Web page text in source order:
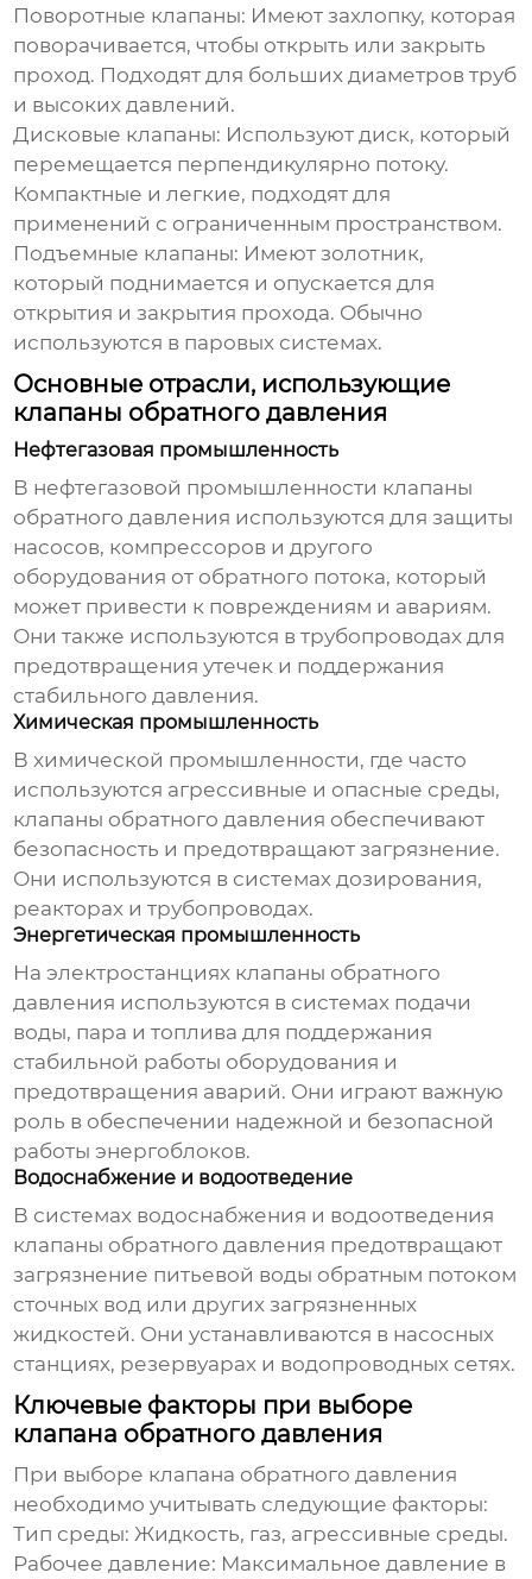
Поворотные клапаны: Имеют захлопку, которая
поворачивается, чтобы открыть или закрыть
проход. Подходят для больших диаметров труб
и высоких давлений.
Дисковые клапаны: Используют диск, который
перемещается перпендикулярно потоку.
Компактные и легкие, подходят для
применений с ограниченным пространством.
Подъемные клапаны: Имеют золотник,
который поднимается и опускается для
открытия и закрытия прохода. Обычно
используются в паровых системах.
Основные отрасли, использующие
клапаны обратного давления
Нефтегазовая промышленность
В нефтегазовой промышленности клапаны
обратного давления используются для защиты
насосов, компрессоров и другого
оборудования от обратного потока, который
может привести к повреждениям и авариям.
Они также используются в трубопроводах для
предотвращения утечек и поддержания
стабильного давления.
Химическая промышленность
В химической промышленности, где часто
используются агрессивные и опасные среды,
клапаны обратного давления обеспечивают
безопасность и предотвращают загрязнение.
Они используются в системах дозирования,
реакторах и трубопроводах.
Энергетическая промышленность
На электростанциях клапаны обратного
давления используются в системах подачи
воды, пара и топлива для поддержания
стабильной работы оборудования и
предотвращения аварий. Они играют важную
роль в обеспечении надежной и безопасной
работы энергоблоков.
Водоснабжение и водоотведение
В системах водоснабжения и водоотведения
клапаны обратного давления предотвращают
загрязнение питьевой воды обратным потоком
сточных вод или других загрязненных
жидкостей. Они устанавливаются в насосных
станциях, резервуарах и водопроводных сетях.
Ключевые факторы при выборе
клапана обратного давления
При выборе клапана обратного давления
необходимо учитывать следующие факторы:
Тип среды: Жидкость, газ, агрессивные среды.
Рабочее давление: Максимальное давление в